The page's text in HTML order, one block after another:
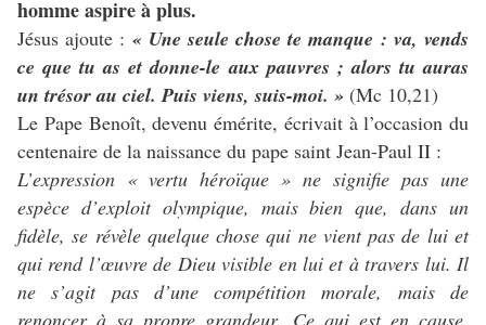
homme aspire à plus.
Jésus ajoute : « Une seule chose te manque : va, vends
ce que tu as et donne-le aux pauvres ; alors tu auras
un trésor au ciel. Puis viens, suis-moi. » (Mc 10,21)
Le Pape Benoît, devenu émérite, écrivait à l’occasion du
centenaire de la naissance du pape saint Jean-Paul II :
L’expression « vertu héroïque » ne signifie pas une
espèce d’exploit olympique, mais bien que, dans un
fidèle, se révèle quelque chose qui ne vient pas de lui et
qui rend l’œuvre de Dieu visible en lui et à travers lui. Il
ne s’agit pas d’une compétition morale, mais de
renoncer à sapropre grandeur. Ce qui est en cause,